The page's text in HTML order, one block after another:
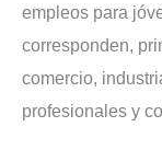
empleos para
corresponden,
comercio,
profesionales y